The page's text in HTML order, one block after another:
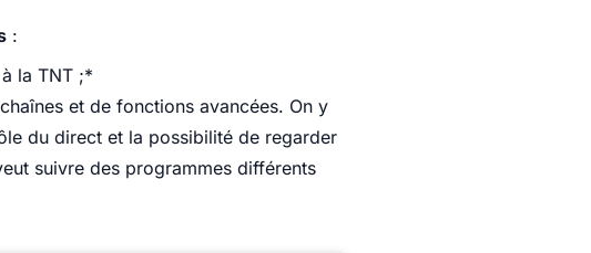
:
la TNT ;*
et de fonctions avancées. On y
du direct et la possibilité de regarder
suivre des programmes différents